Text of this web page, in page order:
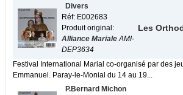
Divers
Réf: E002683
Produit original:
Alliance MarialeAMI-
DEP3634
Les
Festival International Marial co-organisé par des
Emmanuel. Paray-le-Monial du 14 au 19...
P.Bernard Michon